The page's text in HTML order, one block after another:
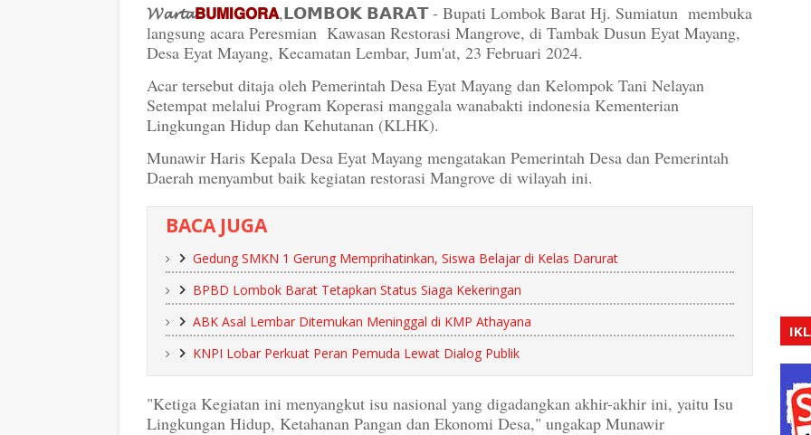
𝓦𝓪𝓻𝓽𝓪𝗕𝗨𝗠𝗜𝗚𝗢𝗥𝗔,𝗟𝗢𝗠𝗕𝗢𝗞 𝗕𝗔𝗥𝗔𝗧 - Bupati Lombok Barat Hj. Sumiatun membuka
langsung acara Peresmian Kawasan Restorasi Mangrove, di Tambak Dusun Eyat Mayang,
Desa Eyat Mayang, Kecamatan Lembar, Jum'at, 23 Februari 2024.
Acar tersebut ditaja oleh Pemerintah Desa Eyat Mayang dan Kelompok Tani Nelayan
Setempat melalui Program Koperasi manggala wanabakti indonesia Kementerian
Lingkungan Hidup dan Kehutanan (KLHK).
Munawir Haris Kepala Desa Eyat Mayang mengatakan Pemerintah Desa dan Pemerintah
Daerah menyambut baik kegiatan restorasi Mangrove di wilayah ini.
BACA JUGA
Gedung SMKN 1 Gerung Memprihatinkan, Siswa Belajar di Kelas Darurat
BPBD Lombok Barat Tetapkan Status Siaga Kekeringan
ABK Asal Lembar Ditemukan Meninggal di KMP Athayana
KNPI Lobar Perkuat Peran Pemuda Lewat Dialog Publik
"Ketiga Kegiatan ini menyangkut isu nasional yang digadangkan akhir-akhir ini, yaitu Isu
Lingkungan Hidup, Ketahanan Pangan dan Ekonomi Desa," ungakap Munawir